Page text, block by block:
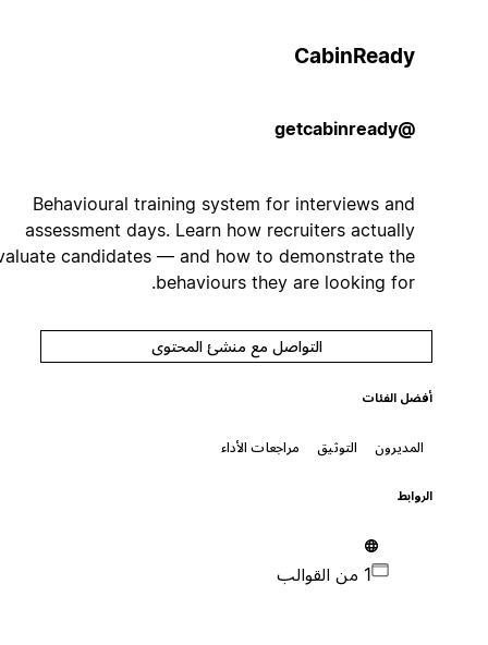
CabinReady
Behavioural training system for interviews and
assessment days. Learn how recruiters actually
evaluate candidates — and how to demonstrate the
behaviours they are looking for.
التواصل مع منشئ المحتوى
أفضل الفئات
المديرون التوثيق مراجعات الأداء